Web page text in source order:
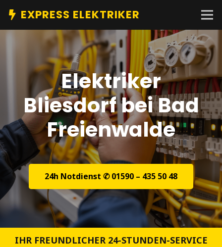
EXPRESS ELEKTRIKER
Elektriker
Bliesdorf bei Bad
Freienwalde
24h Notdienst ✆ 01590 – 435 50 48
IHR FREUNDLICHER 24-STUNDEN-SERVICE